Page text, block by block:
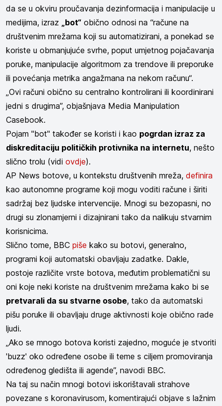
da se u okviru proučavanja dezinformacija i manipulacije u
medijima, izraz
„bot“ obično odnosi na “račune na
društvenim mrežama koji su automatizirani, a ponekad se
koriste u obmanjujuće svrhe, poput umjetnog pojačavanja
poruke, manipulacije algoritmom za trendove ili preporuke
ili povećanja metrika angažmana na nekom računu“.
„Ovi računi obično su centralno kontrolirani ili koordinirani
jedni s drugima”, objašnjava Media Manipulation
Casebook.
Pojam "bot" također se koristi i kao pogrdan izraz za
diskreditaciju političkih protivnika na internetu, nešto
slično trolu (vidi ovdje).
AP News botove, u kontekstu društvenih mreža, definira
kao autonomne programe koji mogu voditi račune i širiti
sadržaj bez ljudske intervencije. Mnogi su bezopasni, no
drugi su zlonamjerni i dizajnirani tako da nalikuju stvarnim
korisnicima.
Slično tome, BBC piše kako su botovi, generalno,
programi koji automatski obavljaju zadatke. Dakle,
postoje različite vrste botova, međutim problematični su
oni koje neki koriste na društvenim mrežama kako bi se
pretvarali da su stvarne osobe, tako da automatski
pišu poruke ili obavljaju druge aktivnosti koje obično rade
ljudi.
„Ako se mnogo botova koristi zajedno, moguće je stvoriti
'buzz' oko određene osobe ili teme s ciljem promoviranja
određenog gledišta ili agende”, navodi BBC.
Na taj su način mnogi botovi iskorištavali strahove
povezane s koronavirusom, komentirajući objave s lažnim